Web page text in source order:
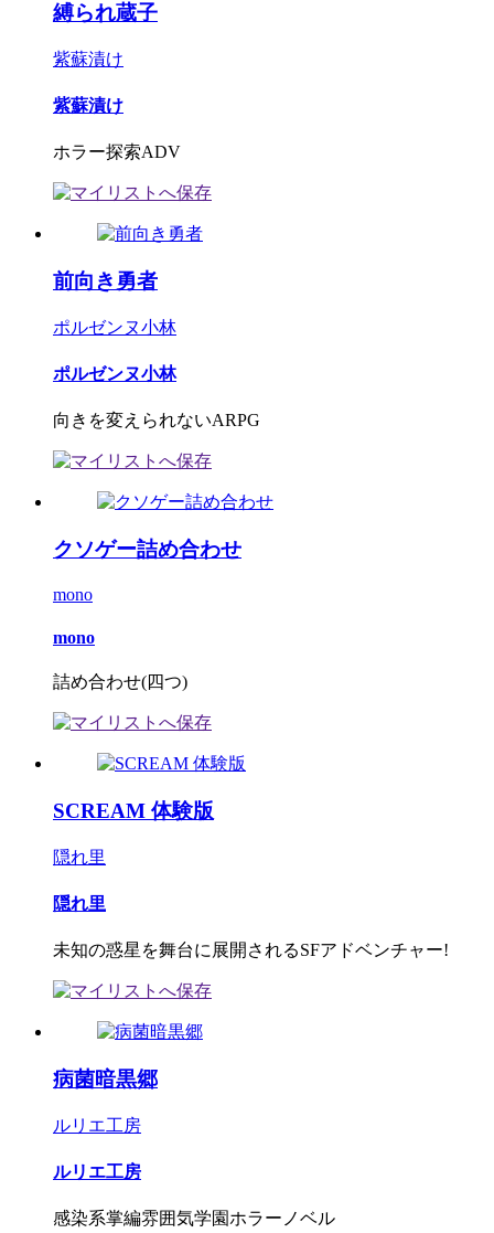
縛られ蔵子
紫蘇漬け
紫蘇漬け
ホラー探索ADV
前向き勇者
ポルゼンヌ小林
ポルゼンヌ小林
向きを変えられないARPG
クソゲー詰め合わせ
mono
mono
詰め合わせ(四つ)
SCREAM 体験版
隠れ里
隠れ里
未知の惑星を舞台に展開されるSFアドベンチャー!
病菌暗黒郷
ルリエ工房
ルリエ工房
感染系掌編雰囲気学園ホラーノベル